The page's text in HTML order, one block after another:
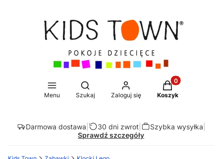
Menu
Otwórz wyszukiwarkę
Szukaj Zaloguj się
Produkty w
Koszyk
Darmowa dostawa 30 dni zwrot| Szybka wysyłka
Sprawdź szczegóły